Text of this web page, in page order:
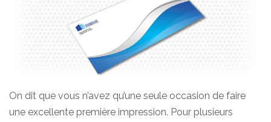
On dit que vous n’avez qu’une seule occasion de faire
une excellente première impression. Pour plusieurs